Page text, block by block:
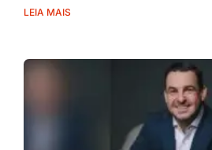
LEIA MAIS